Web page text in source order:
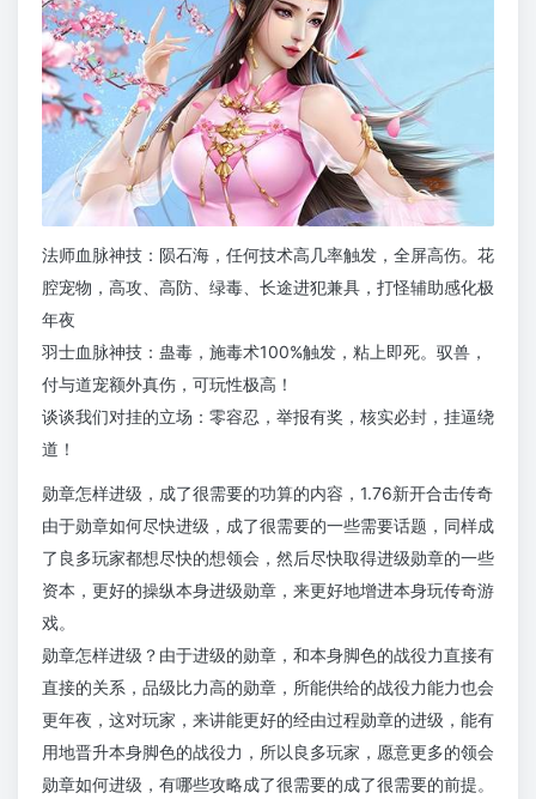
法师血脉神技：陨石海，任何技术高几率触发，全屏高伤。花
腔宠物，高攻、高防、绿毒、长途进犯兼具，打怪辅助感化极
年夜
羽士血脉神技：蛊毒，施毒术100%触发，粘上即死。驭兽，
付与道宠额外真伤，可玩性极高！
谈谈我们对挂的立场：零容忍，举报有奖，核实必封，挂逼绕
道！
勋章怎样进级，成了很需要的功算的内容，1.76新开合击传奇
由于勋章如何尽快进级，成了很需要的一些需要话题，同样成
了良多玩家都想尽快的想领会，然后尽快取得进级勋章的一些
资本，更好的操纵本身进级勋章，来更好地增进本身玩传奇游
戏。
勋章怎样进级？由于进级的勋章，和本身脚色的战役力直接有
直接的关系，品级比力高的勋章，所能供给的战役力能力也会
更年夜，这对玩家，来讲能更好的经由过程勋章的进级，能有
用地晋升本身脚色的战役力，所以良多玩家，愿意更多的领会
勋章如何进级，有哪些攻略成了很需要的成了很需要的前提。